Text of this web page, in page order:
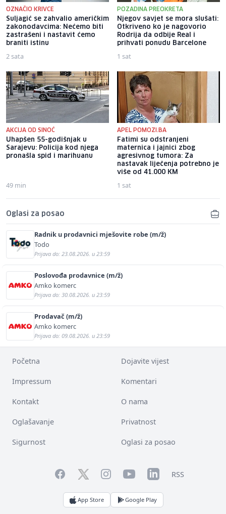
OZNAČIO KRIVCE
Suljagić se zahvalio američkim
zakonodavcima: Nećemo biti
zastrašeni i nastavit ćemo
braniti istinu
2 sata
POZADINA PREOKRETA
Njegov savjet se mora slušati:
Otkriveno ko je nagovorio
Rodrija da odbije Real i
prihvati ponudu Barcelone
1 sat
AKCIJA OD SINOĆ
Uhapšen 55-godišnjak u
Sarajevu: Policija kod njega
pronašla spid i marihuanu
49 min
APEL POMOZI.BA
Fatimi su odstranjeni
maternica i jajnici zbog
agresivnog tumora: Za
nastavak liječenja potrebno je
više od 41.000 KM
1 sat
Oglasi za posao
Radnik u prodavnici mješovite robe (m/ž)
Todo
Prijava do: 23.08.2026. u 23:59
Poslovođa prodavnice (m/ž)
Amko komerc
Prijava do: 30.08.2026. u 23:59
Prodavač (m/ž)
Amko komerc
Prijava do: 09.08.2026. u 23:59
Početna Dojavite vijest
Impressum Komentari
Kontakt O nama
Oglašavanje Privatnost
Sigurnost Oglasi za posao
FacebookTwitterInstagramYouTubeLinkedInRSS
App Store Google Play